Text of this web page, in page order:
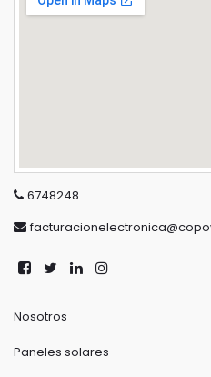
6748248
Nosotros
Paneles solares